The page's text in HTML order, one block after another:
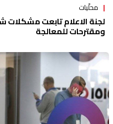
محلّيات
لجنة الاعلام تابعت مشكلات
ومقترحات للمعالجة